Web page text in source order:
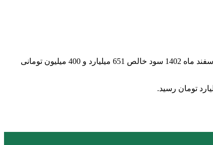
به گزارش روابط عمومی تامین سرمایه کیمیا، براساس اطلاعات منتشر شده در کدال، تامین سرمایه کیمیا با نماد تکیمیا، در 12 ماهه منتهی به اسفند ماه 1402 سود خالص 651 میلیارد و 400 میلیون تومانی